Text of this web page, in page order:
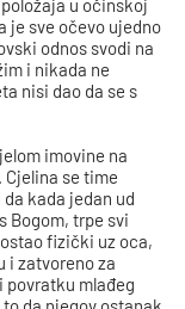
u očinskoj
je sve očevo ujedno
odnos svodi na
i nikada ne
nisi dao da se s
imovine na
se time
kada jedan ud
Bogom, trpe svi
fizički uz oca,
i zatvoreno za
povratku mlađeg